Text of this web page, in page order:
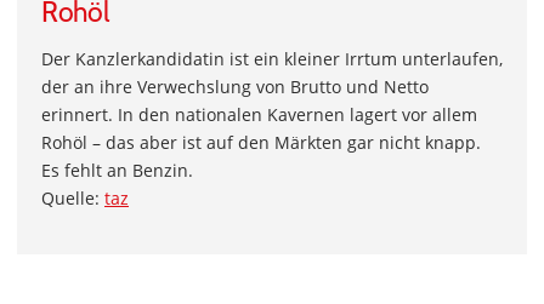
Rohöl
Der Kanzlerkandidatin ist ein kleiner Irrtum unterlaufen,
der an ihre Verwechslung von Brutto und Netto
erinnert. In den nationalen Kavernen lagert vor allem
Rohöl – das aber ist auf den Märkten gar nicht knapp.
Es fehlt an Benzin.
Quelle: taz